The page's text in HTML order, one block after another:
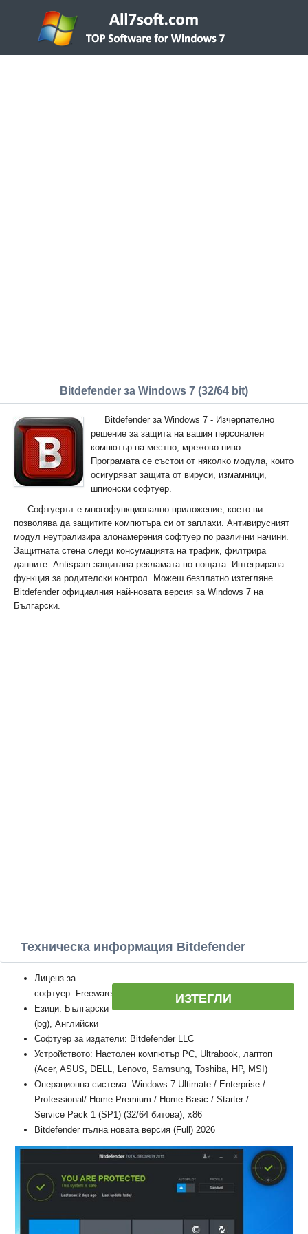
Bitdefender за Windows 7 (32/64 bit)
Bitdefender за Windows 7 - Изчерпателно
решение за защита на вашия персонален
компютър на местно, мрежово ниво.
Програмата се състои от няколко модула, които
осигуряват защита от вируси, измамници,
шпионски софтуер.
Софтуерът е многофункционално приложение, което ви
позволява да защитите компютъра си от заплахи. Антивирусният
модул неутрализира злонамерения софтуер по различни начини.
Защитната стена следи консумацията на трафик, филтрира
данните. Antispam защитава рекламата по пощата. Интегрирана
функция за родителски контрол. Можеш безплатно изтегляне
Bitdefender официалния най-новата версия за Windows 7 на
Български.
Техническа информация Bitdefender
ИЗТЕГЛИ
Лиценз за
софтуер: Freeware
Езици: Български
(bg), Английски
Софтуер за издатели: Bitdefender LLC
Устройството: Настолен компютър PC, Ultrabook, лаптоп
(Acer, ASUS, DELL, Lenovo, Samsung, Toshiba, HP, MSI)
Операционна система: Windows 7 Ultimate / Enterprise /
Professional/ Home Premium / Home Basic / Starter /
Service Pack 1 (SP1) (32/64 битова), x86
Bitdefender пълна новата версия (Full) 2026